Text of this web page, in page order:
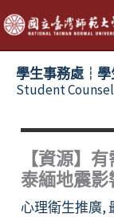
跳
至
主
學生事務處┆學
Student
【資源】
泰緬地震影
心理衛生推廣,